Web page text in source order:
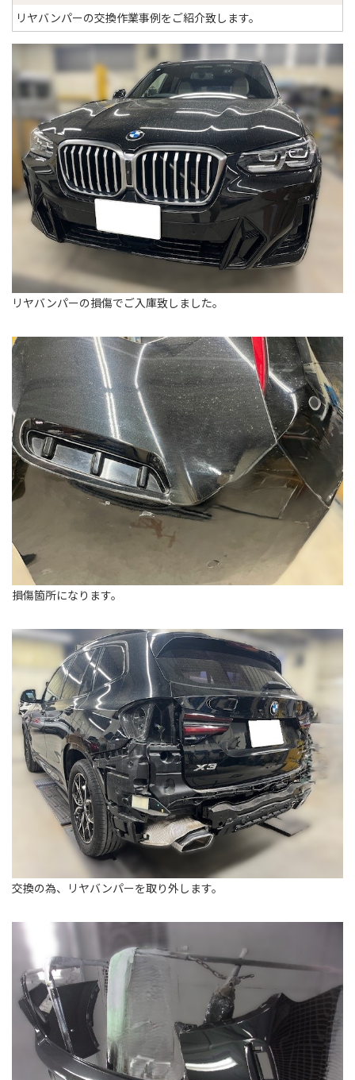
リヤバンパーの交換作業事例をご紹介致します。
リヤバンパーの損傷でご入庫致しました。
損傷箇所になります。
交換の為、リヤバンパーを取り外します。